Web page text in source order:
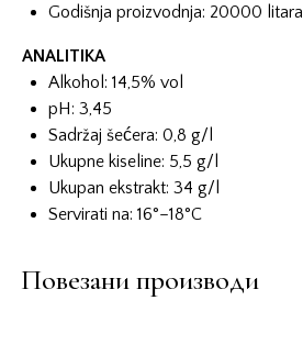
Godišnja proizvodnja: 20000 litara
ANALITIKA
Alkohol: 14,5% vol
pH: 3,45
Sadržaj šećera: 0,8 g/l
Ukupne kiseline: 5,5 g/l
Ukupan ekstrakt: 34 g/l
Servirati na: 16°–18°C
Повезани производи